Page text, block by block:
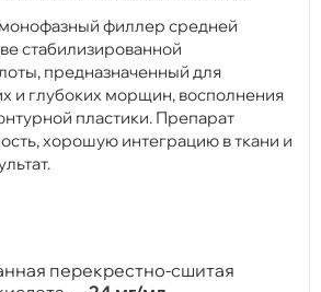
филлер средней
стабилизированной
предназначенный для
и глубоких морщин, восполнения
пластики. Препарат
хорошую интеграцию в ткани и
перекрестно-сшитая